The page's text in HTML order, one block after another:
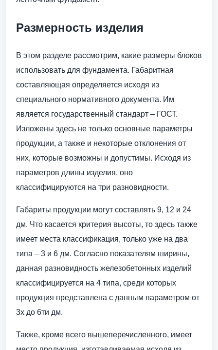
Размерность изделия
В этом разделе рассмотрим, какие размеры блоков
использовать для фундамента. Габаритная
составляющая определяется исходя из
специального нормативного документа. Им
является государственный стандарт – ГОСТ.
Изложены здесь не только основные параметры
продукции, а также и некоторые отклонения от
них, которые возможны и допустимы. Исходя из
параметров длины изделия, оно
классифицируются на три разновидности.
Габариты продукции могут составлять 9, 12 и 24
дм. Что касается критерия высоты, то здесь также
имеет места классификация, только уже на два
типа – 3 и 6 дм. Согласно показателям ширины,
данная разновидность железобетонных изделий
классифицируется на 4 типа, среди которых
продукция представлена с данным параметром от
3х до 6ти дм.
Также, кроме всего вышеперечисленного, имеет